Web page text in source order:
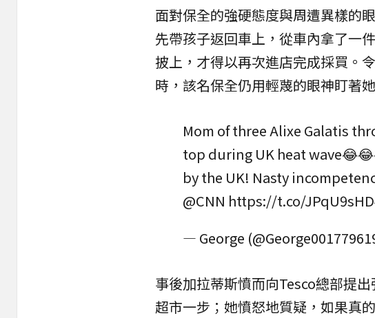
面對保全的強硬態度與周遭異樣的
先帶孩子返回車上，從車內拿了一
披上，才得以再次進店完成採買。
時，該名保全仍用輕蔑的眼神盯著
Mom of three Alixe Galatis
top during UK heat
by the UK! Nasty
@CNN https://t.co/
— George
事後加拉蒂斯憤而向Tesco總部提
超市一步；她憤怒地質疑，如果真